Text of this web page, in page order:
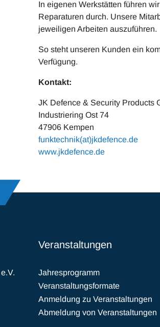
In eigenen Werkstätten führen
Reparaturen durch. Unsere
jeweiligen Arbeiten auszuführen.
So steht unseren Kunden ein
Verfügung.
Kontakt:
JK Defence & Security Products
Industriering Ost 74
47906 Kempen
funktechnik(at)jkdefence.de
www.jkdefence.de
Veranstaltungen
Jahresprogramm
Veranstaltungsformate
Anmeldung zu Veranstaltungen
Abmeldung von Veranstaltungen